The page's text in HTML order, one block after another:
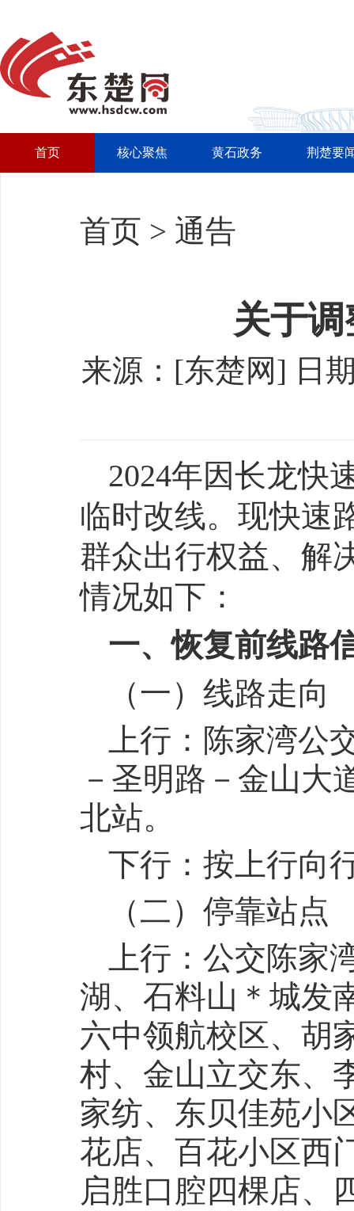
首页 核心聚焦 黄石政务 荆楚要
首页 > 通告
关于
来源：[东楚网] 日
2024年因长龙快
临时改线。现快速
群众出行权益、解
情况如下：
一、恢复前线路
（一）线路走向
上行：陈家湾公
－圣明路－金山大
北站。
下行：按上行向
（二）停靠站点
上行：公交陈家
湖、石料山＊城发
六中领航校区、胡
村、金山立交东、
家纺、东贝佳苑小
花店、百花小区西
启胜口腔四棵店、